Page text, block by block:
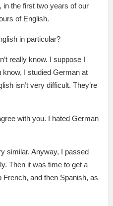
the first two years of our
of English.
in particular?
really know. I suppose I
I studied German at
isn’t very difficult. They’re
with you. I hated German
similar. Anyway, I passed
Then it was time to get a
French, and then Spanish, as